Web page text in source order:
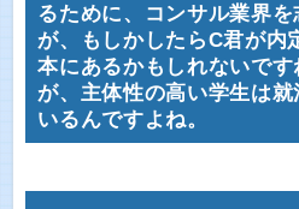
るために、コンサル業界
が、もしかしたらC君が内
本にあるかもしれないで
が、主体性の高い学生は
いるんですよね。